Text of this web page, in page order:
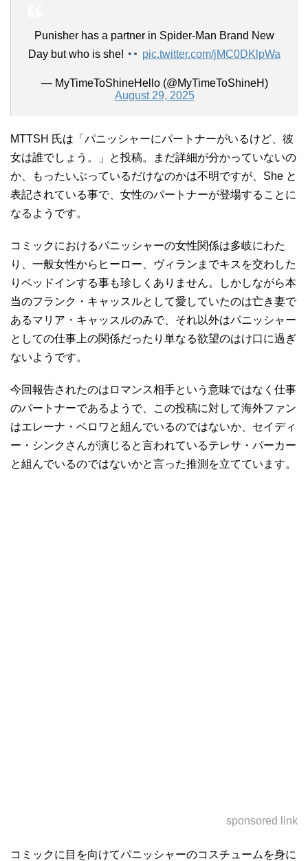
Punisher has a partner in Spider-Man Brand New
Day but who is she!
pic.twitter.com/jMC0DKlpWa
— MyTimeToShineHello (@MyTimeToShineH)
August 29, 2025
MTTSH 氏は「パニッシャーにパートナーがいるけど、彼
女は誰でしょう。」と投稿。まだ詳細が分かっていないの
か、もったいぶっているだけなのかは不明ですが、She と
表記されている事で、女性のパートナーが登場することに
なるようです。
コミックにおけるパニッシャーの女性関係は多岐にわた
り、一般女性からヒーロー、ヴィランまでキスを交わした
りベッドインする事も珍しくありません。しかしながら本
当のフランク・キャッスルとして愛していたのは亡き妻で
あるマリア・キャッスルのみで、それ以外はパニッシャー
としての仕事上の関係だったり単なる欲望のはけ口に過ぎ
ないようです。
今回報告されたのはロマンス相手という意味ではなく仕事
のパートナーであるようで、この投稿に対して海外ファン
はエレーナ・ベロワと組んでいるのではないか、セイディ
ー・シンクさんが演じると言われているテレサ・パーカー
と組んでいるのではないかと言った推測を立てています。
sponsored link
コミックに目を向けてパニッシャーのコスチュームを身に